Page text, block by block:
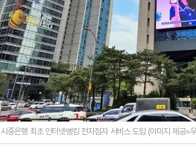
중은행 최초 인터넷뱅킹 전자점자 서비스 도입 (이미지 제공=